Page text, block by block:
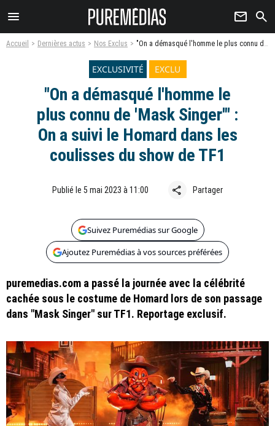
menu newsletter search
Accueil Dernières actus Nos Exclus "On a démasqué l'homme le plus connu de 'Mask Singer'" : On a suivi le Homard dans les coulisses du show de TF1
EXCLUSIVITÉ EXCLU
"On a démasqué l'homme le
plus connu de 'Mask Singer'" :
On a suivi le Homard dans les
coulisses du show de TF1
Publié le 5 mai 2023 à 11:00 share Partager
Suivez Puremédias sur Google
Ajoutez Puremédias à vos sources préférées
puremedias.com a passé la journée avec la célébrité
cachée sous le costume de Homard lors de son passage
dans "Mask Singer" sur TF1. Reportage exclusif.